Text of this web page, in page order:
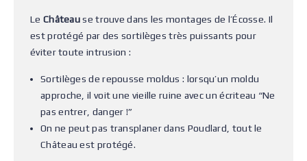
Le Châteause trouve dans les montages de l’Écosse. Il
est protégé par des sortilèges très puissants pour
éviter toute intrusion :
Sortilèges de repousse moldus : lorsqu’un moldu
approche, il voit une vieille ruine avec un écriteau “Ne
pas entrer, danger !”
On ne peut pas transplaner dans Poudlard, tout le
Château est protégé.